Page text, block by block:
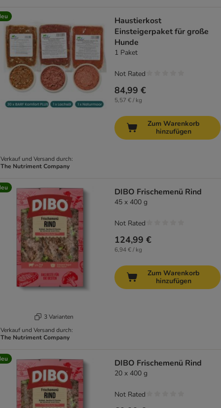
Verkauf und Versand durch:
The Nutriment Company
Haustierkost
Einsteigerpaket für große
Hunde
1 Paket
84,99 €
5,57 € / kg
Not Rated
Zum Warenkorb
hinzufügen
3 Varianten
Verkauf und Versand durch:
The Nutriment Company
DIBO Frischemenü Rind
45 x 400 g
124,99 €
6,94 € / kg
Not Rated
Zum Warenkorb
hinzufügen
DIBO Frischemenü Rind
20 x 400 g
Not Rated